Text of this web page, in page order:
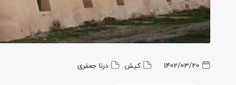
1402/03/20 کیش درنا جعفری